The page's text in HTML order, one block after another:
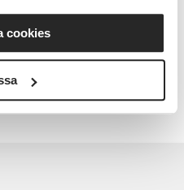
cookies
med mångårig